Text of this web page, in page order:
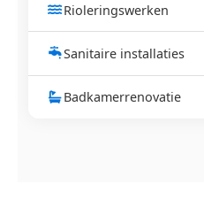
Rioleringswerken
Sanitaire installaties
Badkamerrenovatie